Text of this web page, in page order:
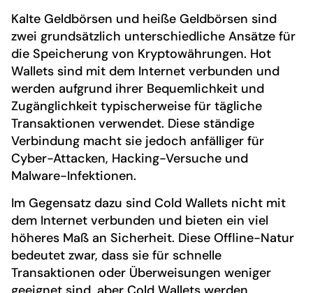
Kalte Geldbörsen und heiße Geldbörsen sind
zwei grundsätzlich unterschiedliche Ansätze für
die Speicherung von Kryptowährungen. Hot
Wallets sind mit dem Internet verbunden und
werden aufgrund ihrer Bequemlichkeit und
Zugänglichkeit typischerweise für tägliche
Transaktionen verwendet. Diese ständige
Verbindung macht sie jedoch anfälliger für
Cyber-Attacken, Hacking-Versuche und
Malware-Infektionen.
Im Gegensatz dazu sind Cold Wallets nicht mit
dem Internet verbunden und bieten ein viel
höheres Maß an Sicherheit. Diese Offline-Natur
bedeutet zwar, dass sie für schnelle
Transaktionen oder Überweisungen weniger